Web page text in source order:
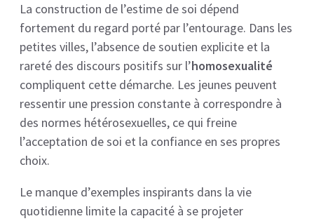
La construction de l’estime de soi dépend
fortement du regard porté par l’entourage. Dans les
petites villes, l’absence de soutien explicite et la
rareté des discours positifs sur l’homosexualité
compliquent cette démarche. Les jeunes peuvent
ressentir une pression constante à correspondre à
des normes hétérosexuelles, ce qui freine
l’acceptation de soi et la confiance en ses propres
choix.
Le manque d’exemples inspirants dans la vie
quotidienne limite la capacité à se projeter